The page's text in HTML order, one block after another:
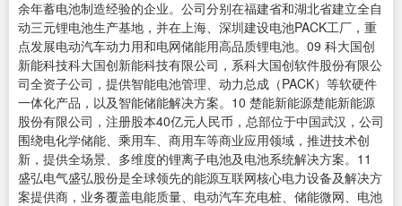
余年蓄电池制造经验的企业。公司分别在福建省和湖北省建立全自
动三元锂电池生产基地，并在上海、深圳建设电池PACK工厂，重
点发展电动汽车动力用和电网储能用高品质锂电池。09 科大国创
新能科技科大国创新能科技有限公司，系科大国创软件股份有限公
司全资子公司，提供智能电池管理、动力总成（PACK）等软硬件
一体化产品，以及智能储能解决方案。10 楚能新能源楚能新能源
股份有限公司，注册股本40亿元人民币，总部位于中国武汉，公司
围绕电化学储能、乘用车、商用车等商业应用领域，推进技术创
新，提供全场景、多维度的锂离子电池及电池系统解决方案。11
盛弘电气盛弘股份是全球领先的能源互联网核心电力设备及解决方
案提供商，业务覆盖电能质量、电动汽车充电桩、储能微网、电池